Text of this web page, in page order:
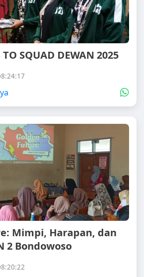
TO SQUAD DEWAN 2025
Mimpi, Harapan, dan
2 Bondowoso